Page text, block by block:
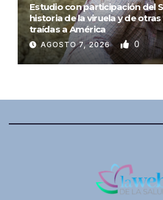
Estudio con participación del
historia de la viruela y de
traídas a América
AGOSTO 7, 2026 0